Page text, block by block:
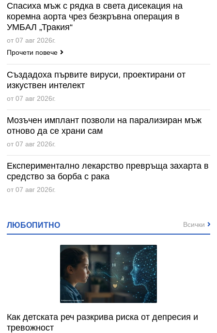
Спасиха мъж с рядка в света дисекация на
коремна аорта чрез безкръвна операция в
УМБАЛ „Тракия“
от 07 авг 2026г.
Прочети повече
Създадоха първите вируси, проектирани от
изкуствен интелект
от 07 авг 2026г.
Мозъчен имплант позволи на парализиран мъж
отново да се храни сам
от 07 авг 2026г.
Експериментално лекарство превръща захарта в
средство за борба с рака
от 07 авг 2026г.
ЛЮБОПИТНО
Как детската реч разкрива риска от депресия и
тревожност
Всички